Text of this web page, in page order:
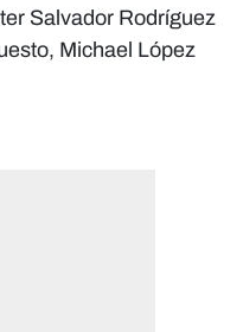
Salvador Rodríguez
Michael López